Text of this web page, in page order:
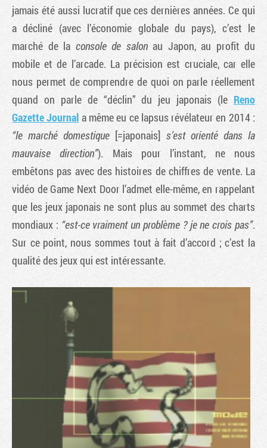
jamais été aussi lucratif que ces dernières années. Ce qui
a décliné (avec l’économie globale du pays), c’est le
marché de la console de salonau Japon, au profit du
mobile et de l’arcade. La précision est cruciale, car elle
nous permet de comprendre de quoi on parle réellement
quand on parle de “déclin” du jeu japonais (le Reno
Gazette Journal a même eu ce lapsus révélateur en 2014 :
“le marché domestique [=japonais] s’est orienté dans la
mauvaise direction”). Mais pour l’instant, ne nous
embêtons pas avec des histoires de chiffres de vente. La
vidéo de Game Next Door l’admet elle-même, en rappelant
que les jeux japonais ne sont plus au sommet des charts
mondiaux : “est-ce vraiment un problème ? je ne crois pas”.
Sur ce point, nous sommes tout à fait d’accord ; c’est la
qualité des jeux qui est intéressante.